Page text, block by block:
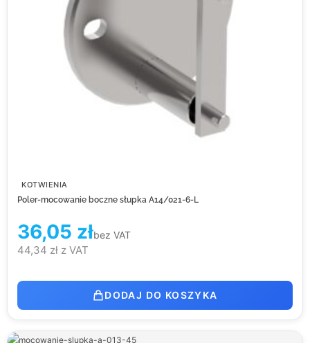
KOTWIENIA
Poler-mocowanie boczne słupka A14/021-6-L
36,05 złbez VAT
44,34 zł z VAT
DODAJ DO KOSZYKA